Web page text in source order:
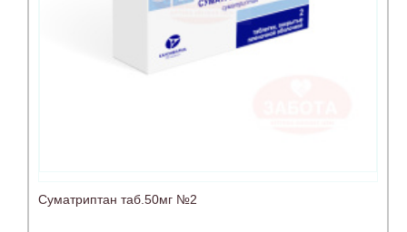
Суматриптан таб.50мг №2